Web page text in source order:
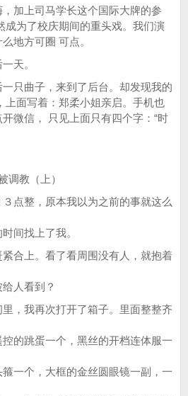
加上司马学长这个国际大牌的参
成为了校庆期间的重头戏。我们演
地方可圈 可点。
天。
只曲子，来到了后台。却发现我的
上面写着：郑柔小姐亲启。手机也
微信， 只见上面只有四个字：“时
教（上）
整，原本我以为之前的事就这么
间找上了我。
上。看了看周围没有人，就抱着
给人看到？
我再次打开了箱子。里面整整齐
的跳蛋一个，黑丝的开档连体服一
一个，大框的金丝圆眼镜一副，一